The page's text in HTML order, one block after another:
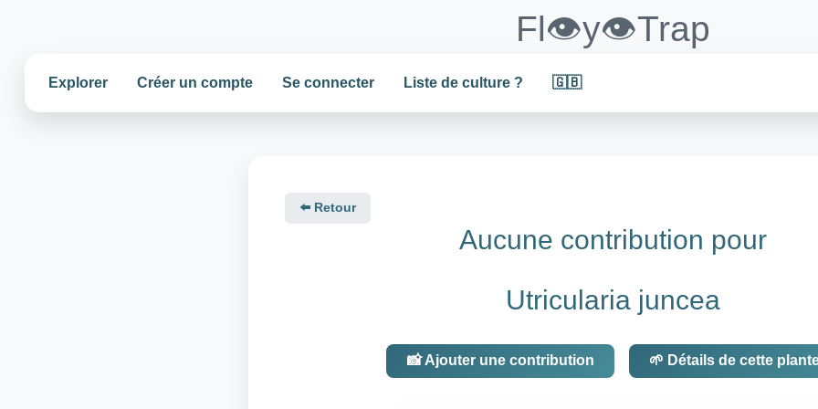
Fl👁️y👁️Trap
Explorer Créer un compte Se connecter Liste de culture ? 🇬🇧
⬅️ Retour
Aucune contribution pour
Utricularia juncea
📸 Ajouter une contribution 🌱 Détails de cette